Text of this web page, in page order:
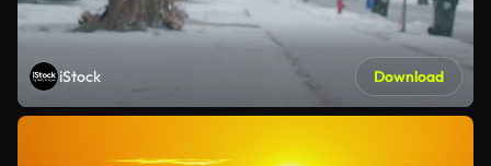
iStock Download